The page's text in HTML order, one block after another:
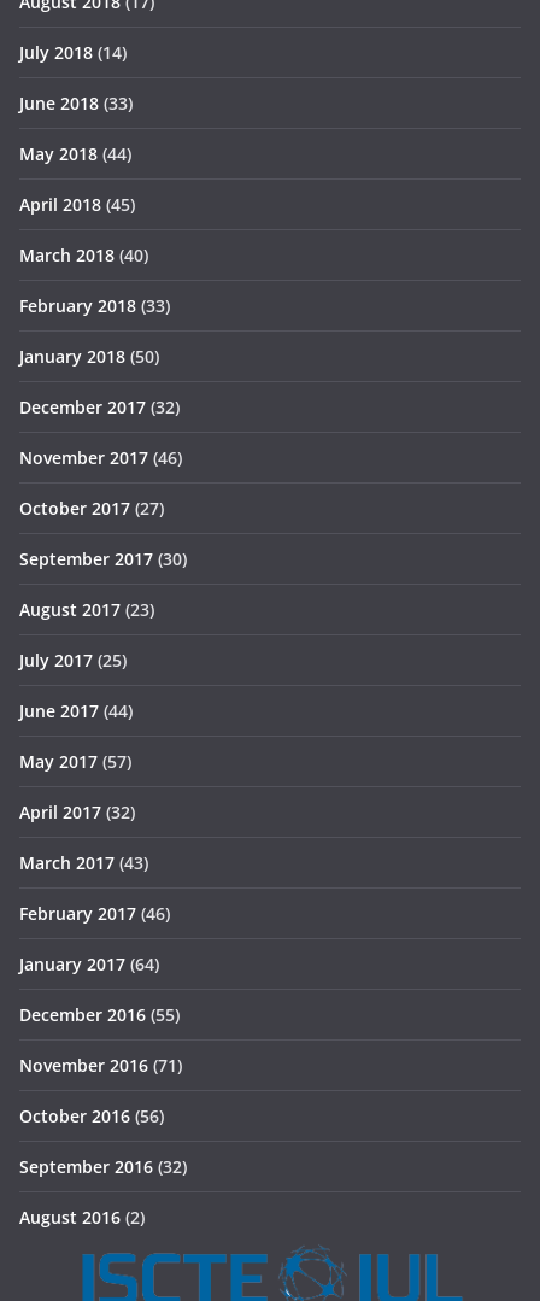
July 2018 (14)
June 2018 (33)
May 2018 (44)
April 2018 (45)
March 2018 (40)
February 2018 (33)
January 2018 (50)
December 2017 (32)
November 2017 (46)
October 2017 (27)
September 2017 (30)
August 2017 (23)
July 2017 (25)
June 2017 (44)
May 2017 (57)
April 2017 (32)
March 2017 (43)
February 2017 (46)
January 2017 (64)
December 2016 (55)
November 2016 (71)
October 2016 (56)
September 2016 (32)
August 2016 (2)